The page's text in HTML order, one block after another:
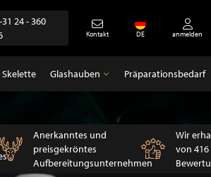
24 - 360
Kontakt DE anmelden
Skelette Glashauben
Leere Glocken
Präparationsbedarf
Anerkanntes und
preisgekröntes
Aufbereitungsunternehmen
Wir
von 416